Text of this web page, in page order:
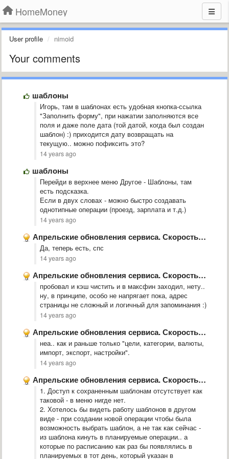
HomeMoney
User profile nimoid
Your comments
шаблоны
Игорь, там в шаблонах есть удобная кнопка-ссылка
"Заполнить форму", при нажатии заполняются все
поля и даже поле дата (той датой, когда был создан
шаблон) :) приходится дату возвращать на
текущую.. можно пофиксить это?
14 years ago
шаблоны
Перейди в верхнее меню Другое - Шаблоны, там
есть подсказка.
Если в двух словах - можно быстро создавать
однотипные операции (проезд, зарплата и т.д.)
14 years ago
Апрельские обновления сервиса. Скорость работы, Шаблоны, Повторение, Корректировка остатков
Да, теперь есть, спс
14 years ago
Апрельские обновления сервиса. Скорость работы, Шаблоны, Повторение, Корректировка остатков
пробовал и кэш чистить и в максфин заходил, нету..
ну, в принципе, особо не напрягает пока, адрес
страницы не сложный и логичный для запоминания :)
14 years ago
Апрельские обновления сервиса. Скорость работы, Шаблоны, Повторение, Корректировка остатков
неа.. как и раньше только "цели, категории, валюты,
импорт, экспорт, настройки".
14 years ago
Апрельские обновления сервиса. Скорость работы, Шаблоны, Повторение, Корректировка остатков
1. Доступ к сохраненным шаблонам отсутствует как
таковой - в меню нигде нет.
2. Хотелось бы видеть работу шаблонов в другом
виде - при создании новой операции чтобы была
возможность выбрать шаблон, а не так как сейчас -
из шаблона кинуть в планируемые операции.. а
которые по расписанию как раз бы появлялись в
планируемых в тот день, который указан в